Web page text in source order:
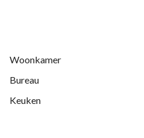
Woonkamer
Bureau
Keuken